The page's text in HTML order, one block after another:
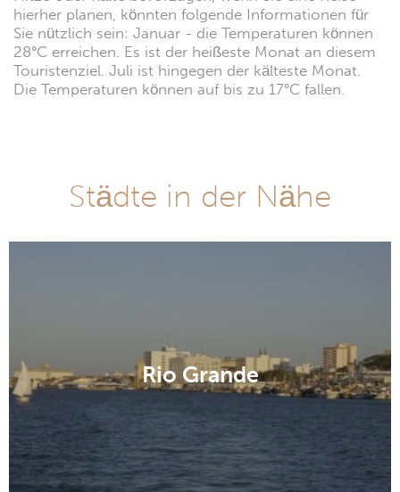
hierher planen, könnten folgende Informationen für
Sie nützlich sein: Januar - die Temperaturen können
28°C erreichen. Es ist der heißeste Monat an diesem
Touristenziel. Juli ist hingegen der kälteste Monat.
Die Temperaturen können auf bis zu 17°C fallen.
Städte in der Nähe
Rio Grande